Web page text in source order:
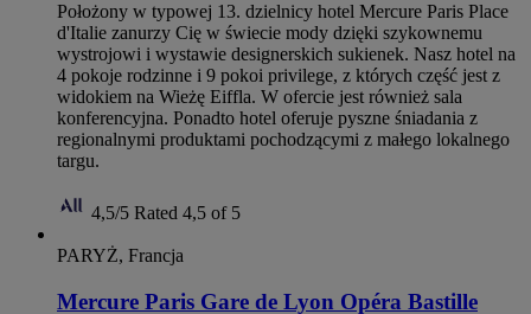
Położony w typowej 13. dzielnicy hotel Mercure Paris Place
d'Italie zanurzy Cię w świecie mody dzięki szykownemu
wystrojowi i wystawie designerskich sukienek. Nasz hotel na
4 pokoje rodzinne i 9 pokoi privilege, z których część jest z
widokiem na Wieżę Eiffla. W ofercie jest również sala
konferencyjna. Ponadto hotel oferuje pyszne śniadania z
regionalnymi produktami pochodzącymi z małego lokalnego
targu.
4,5/5 Rated 4,5 of 5
PARYŻ, Francja
Mercure Paris Gare de Lyon Opéra Bastille